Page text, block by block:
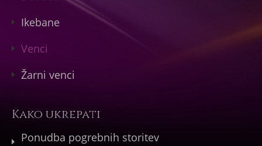
Ikebane
Venci
Žarni venci
Kako ukrepati
Ponudba pogrebnih storitev